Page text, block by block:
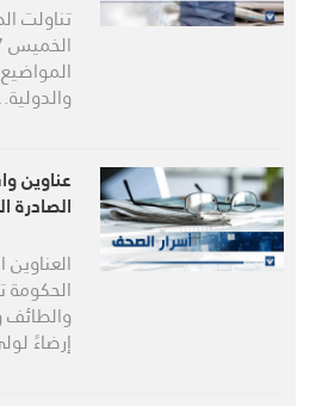
تناولت
عناوين
الصادرة
العناوين
والطائف
إرضاءً